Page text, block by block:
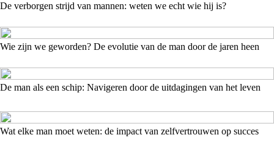
De verborgen strijd van mannen: weten we echt wie hij is?
Wie zijn we geworden? De evolutie van de man door de jaren heen
De man als een schip: Navigeren door de uitdagingen van het leven
Wat elke man moet weten: de impact van zelfvertrouwen op succes